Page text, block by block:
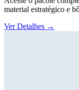
material estratégico e
Ver Detalhes →